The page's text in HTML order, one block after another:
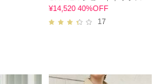
¥14,520 40%OFF
17